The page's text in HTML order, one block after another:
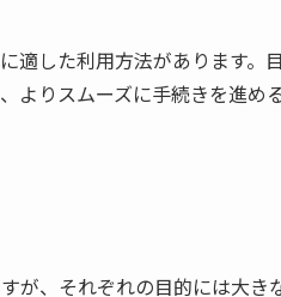
適した利用方法があります。
りスムーズに手続きを進め
が、それぞれの目的には大き